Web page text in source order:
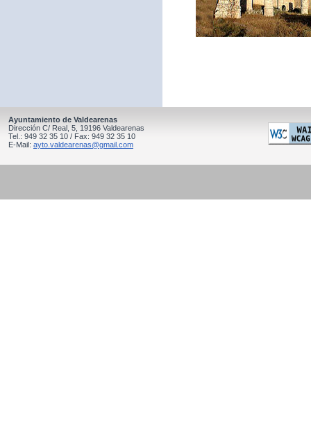
Ayuntamiento de Valdearenas
Dirección C/ Real, 5, 19196 Valdearenas
Tel.: 949 32 35 10 / Fax: 949 32 35 10
E-Mail: ayto.valdearenas@gmail.com